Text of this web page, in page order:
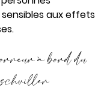
aux effets
à bord du